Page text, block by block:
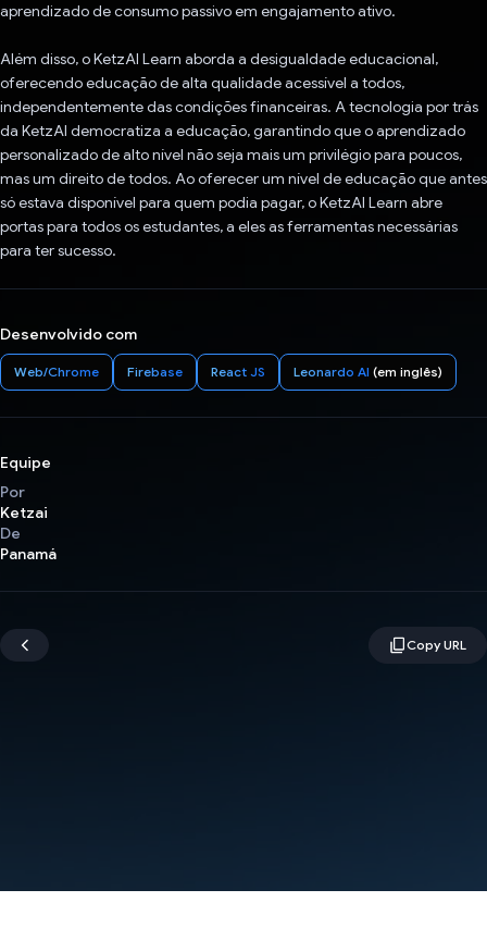
aprendizado de consumo passivo em engajamento ativo.
Além disso, o KetzAI Learn aborda a desigualdade educacional,
oferecendo educação de alta qualidade acessível a todos,
independentemente das condições financeiras. A tecnologia por trás
da KetzAI democratiza a educação, garantindo que o aprendizado
personalizado de alto nível não seja mais um privilégio para poucos,
mas um direito de todos. Ao oferecer um nível de educação que antes
só estava disponível para quem podia pagar, o KetzAI Learn abre
portas para todos os estudantes, a eles as ferramentas necessárias
para ter sucesso.
Desenvolvido com
Web/Chrome Firebase React JS Leonardo AI (em inglês)
Equipe
Por
Ketzai
De
Panamá